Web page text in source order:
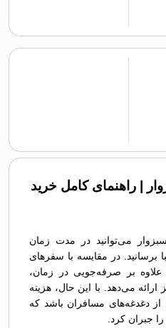
| راهنمای کامل خرید
سبزوار می‌توانید در مدت زمان
برسانید. در مقایسه با سفرهای
بر صرفه‌جویی در زمان،
ارائه می‌دهد. با این حال، هزینه
دغدغه‌های مسافران باشد که
جبران کرد.